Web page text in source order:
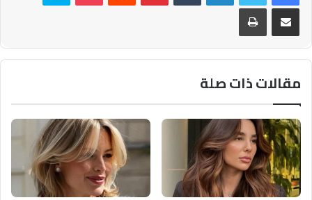
مشاركة عبر البريد طباعة
مقالات ذات صلة